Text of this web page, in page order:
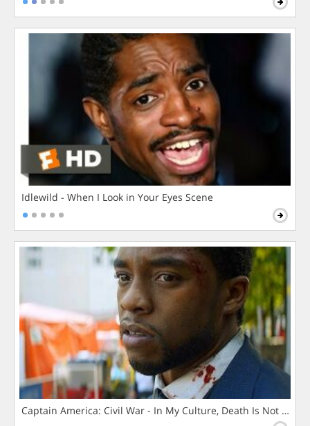
Idlewild - When I Look in Your Eyes Scene
Captain America: Civil War - In My Culture, Death Is Not The